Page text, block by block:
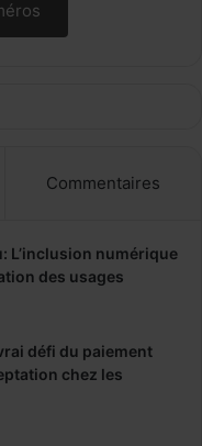
Commentaires
L’inclusion numérique
des usages
défi du paiement
chez les